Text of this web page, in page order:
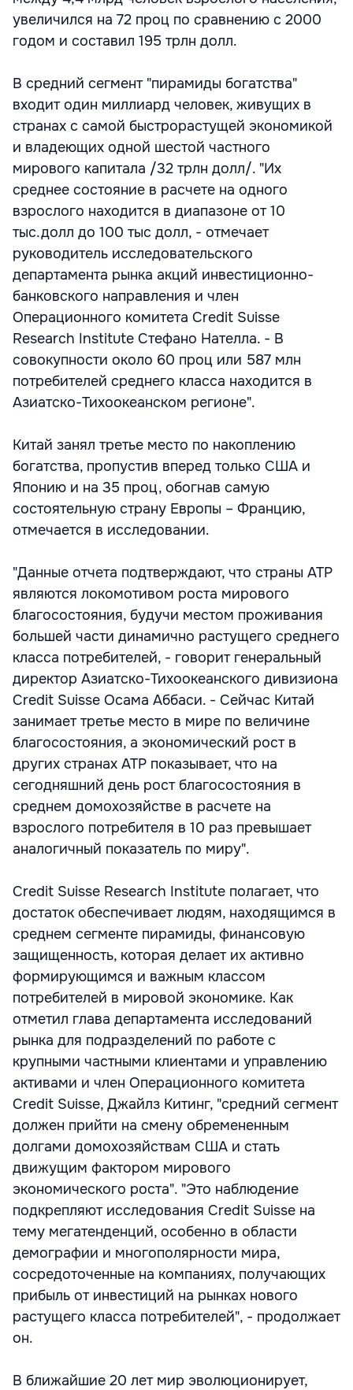
увеличился на 72 проц по сравнению с 2000
годом и составил 195 трлн долл.
В средний сегмент "пирамиды богатства"
входит один миллиард человек, живущих в
странах с самой быстрорастущей экономикой
и владеющих одной шестой частного
мирового капитала /32 трлн долл/. "Их
среднее состояние в расчете на одного
взрослого находится в диапазоне от 10
тыс.долл до 100 тыс долл, - отмечает
руководитель исследовательского
департамента рынка акций инвестиционно-
банковского направления и член
Операционного комитета Credit Suisse
Research Institute Стефано Нателла. - В
совокупности около 60 проц или 587 млн
потребителей среднего класса находится в
Азиатско-Тихоокеанском регионе".
Китай занял третье место по накоплению
богатства, пропустив вперед только США и
Японию и на 35 проц, обогнав самую
состоятельную страну Европы – Францию,
отмечается в исследовании.
"Данные отчета подтверждают, что страны АТР
являются локомотивом роста мирового
благосостояния, будучи местом проживания
большей части динамично растущего среднего
класса потребителей, - говорит генеральный
директор Aзиатско-Тихоокеанского дивизиона
Credit Suisse Осама Аббаси. - Сейчас Китай
занимает третье место в мире по величине
благосостояния, а экономический рост в
других странах АТР показывает, что на
сегодняшний день рост благосостояния в
среднем домохозяйстве в расчете на
взрослого потребителя в 10 раз превышает
аналогичный показатель по миру".
Credit Suisse Research Institute полагает, что
достаток обеспечивает людям, находящимся в
среднем сегменте пирамиды, финансовую
защищенность, которая делает их активно
формирующимся и важным классом
потребителей в мировой экономике. Как
отметил глава департамента исследований
рынка для подразделений по работе с
крупными частными клиентами и управлению
активами и член Операционного комитета
Credit Suisse, Джайлз Китинг, "средний сегмент
должен прийти на смену обремененным
долгами домохозяйствам США и стать
движущим фактором мирового
экономического роста". "Это наблюдение
подкрепляют исследования Credit Suisse на
тему мегатенденций, особенно в области
демографии и многополярности мира,
сосредоточенные на компаниях, получающих
прибыль от инвестиций на рынках нового
растущего класса потребителей", - продолжает
он.
В ближайшие 20 лет мир эволюционирует,